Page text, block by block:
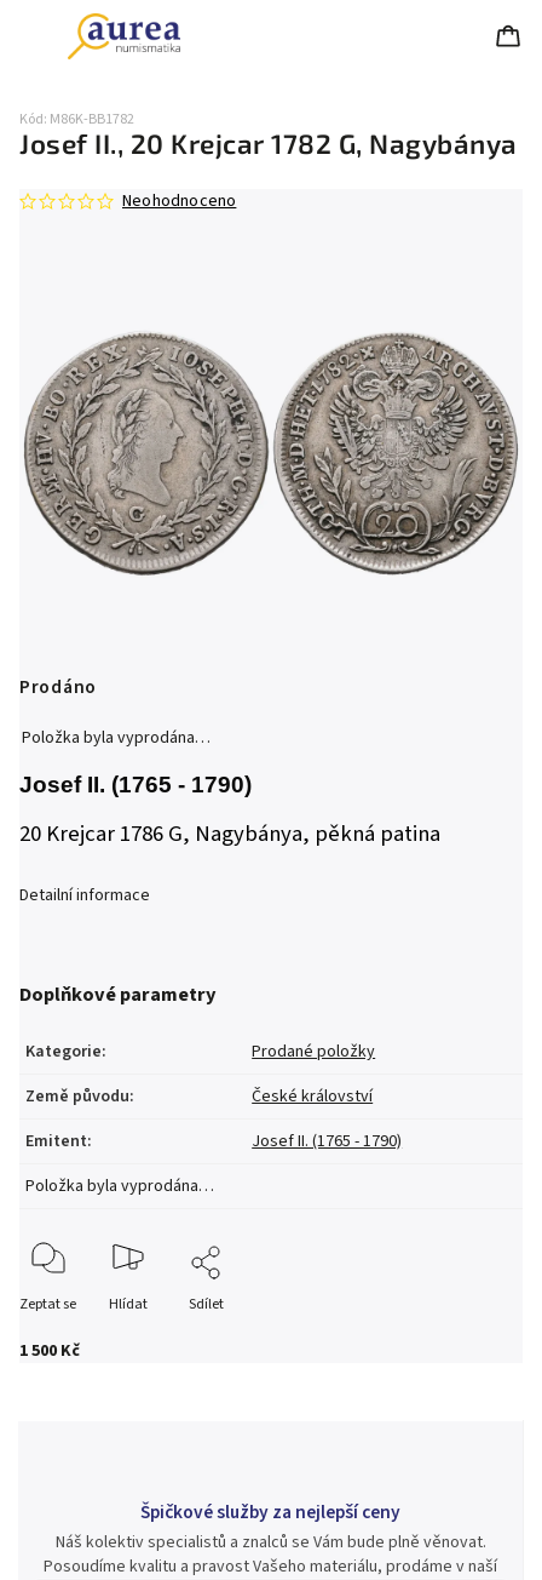
Josef II., 20 Krejcar 1782 G, Nagybánya
Kód: M86K-BB1782
Neohodnoceno
1 500 Kč
Prodáno
Položka byla vyprodána…
Josef II. (1765 - 1790)
20 Krejcar 1786 G, Nagybánya, pěkná patina
Detailní informace
Doplňkové parametry
Kategorie:
Prodané položky
Země původu:
České království
Emitent:
Josef II. (1765 - 1790)
Položka byla vyprodána…
Zeptat se Hlídat Sdílet
Špičkové služby za nejlepší ceny
Náš kolektiv specialistů a znalců se Vám bude plně věnovat.
Posoudíme kvalitu a pravost Vašeho materiálu, prodáme v naší